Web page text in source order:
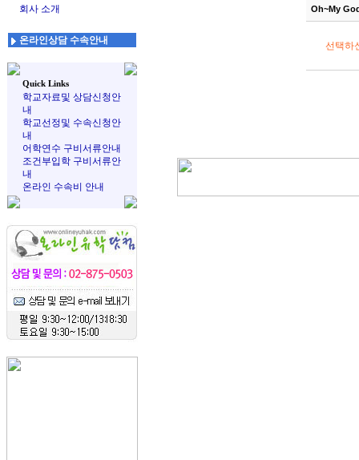
회사 소개
온라인상담 수속안내
Quick Links
학교자료및 상담신청안
내
학교선정및 수속신청안
내
어학연수 구비서류안내
조건부입학 구비서류안
내
온라인 수속비 안내
Oh~My
선택하